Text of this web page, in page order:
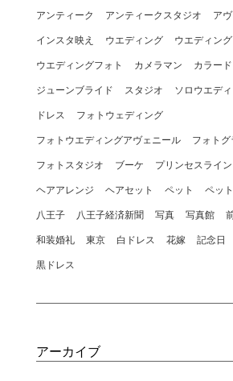
アンティーク アンティークスタジオ ア
インスタ映え ウエディング ウエディン
ウエディングフォト カメラマン カラー
ジューンブライド スタジオ ソロウエデ
ドレス フォトウェディング
フォトウエディングアヴェニール フォトグ
フォトスタジオ ブーケ プリンセスライン
ヘアアレンジ ヘアセット ペット ペッ
八王子 八王子経済新聞 写真 写真館
和装婚礼 東京 白ドレス 花嫁 記念日
黒ドレス
アーカイブ